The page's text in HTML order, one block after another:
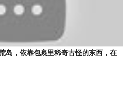
岛，依靠包裹里稀奇古怪的东西，在